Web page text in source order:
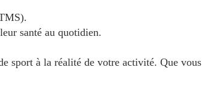
santé au quotidien.
sport à la réalité de votre activité. Que vous